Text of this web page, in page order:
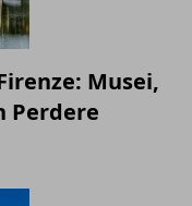
Musei,
Perdere